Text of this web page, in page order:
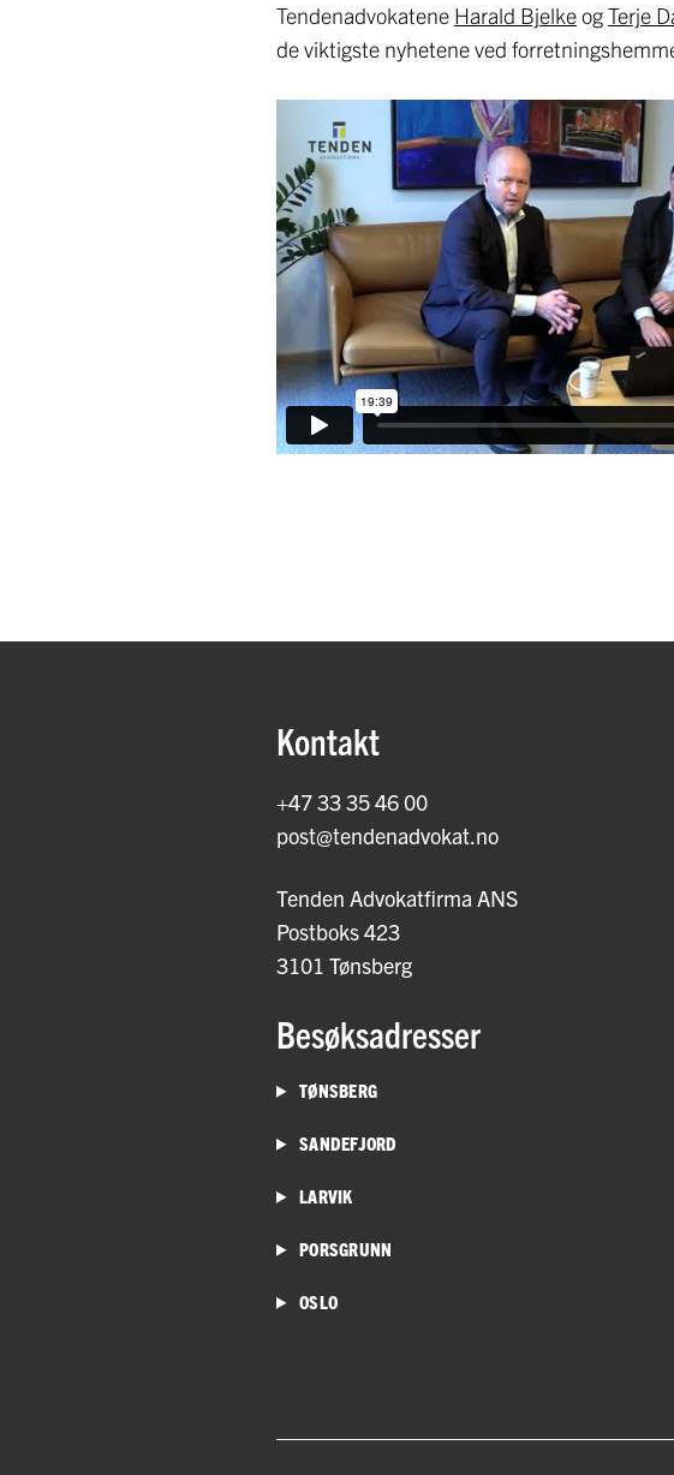
Tendenadvokatene Harald BjelkeogTerje
de viktigste nyhetene ved
Kontakt
+47 33 35 46 00
post@tendenadvokat.no
Tenden Advokatfirma ANS
Postboks 423
3101 Tønsberg
Besøksadresser
TØNSBERG
SANDEFJORD
LARVIK
PORSGRUNN
OSLO